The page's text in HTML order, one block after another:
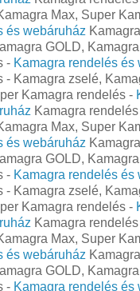
Max, Super
és webáruház
GOLD,
- Kamagra rendelés és
- Kamagra zselé,
Kamagra rendelés -
Kamagra
Max, Super
és webáruház
GOLD,
- Kamagra rendelés és
- Kamagra zselé,
Kamagra rendelés -
Kamagra
Max, Super
és webáruház
GOLD,
- Kamagra rendelés és